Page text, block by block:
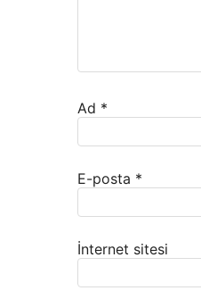
Ad *
E-posta *
İnternet sitesi